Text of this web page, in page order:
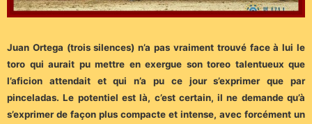
Juan Ortega (trois silences) n’a pas vraiment trouvé face à lui le
toro qui aurait pu mettre en exergue son toreo talentueux que
l’aficion attendait et qui n’a pu ce jour s’exprimer que par
pinceladas. Le potentiel est là, c’est certain, il ne demande qu’à
s’exprimer de façon plus compacte et intense, avec forcément un